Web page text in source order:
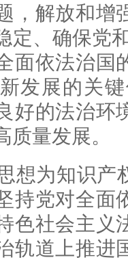
，解放和增
定、确保党
面依法治国
发展的关
好的法治环
质量发展。
想为知识产
持党对全面
色社会主义
轨道上推进